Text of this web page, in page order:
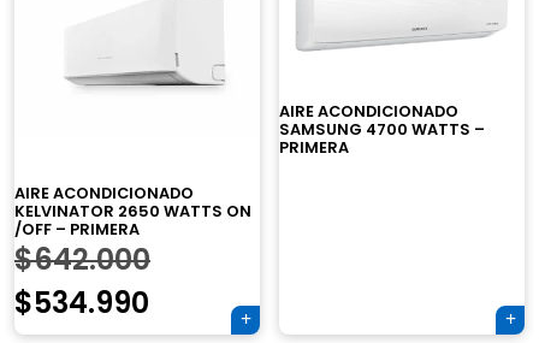
AIRE ACONDICIONADO
KELVINATOR 2650 WATTS ON
/OFF – PRIMERA
$642.000El
precio
$534.990
AIRE ACONDICIONADO
SAMSUNG 4700 WATTS –
PRIMERA